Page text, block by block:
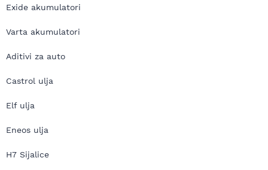
Exide akumulatori
Varta akumulatori
Aditivi za auto
Castrol ulja
Elf ulja
Eneos ulja
H7 Sijalice